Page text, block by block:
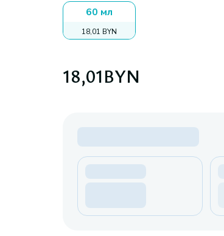
60 мл
18,01 BYN
18,01BYN